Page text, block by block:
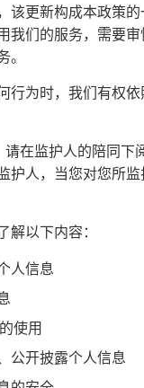
该更新构成本政策
我们的服务，需要
行为时，我们有权
在监护人的陪同
护人，当您对您所
以下内容：
人信息
使用
公开披露个人信息